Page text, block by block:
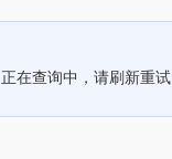
正在查询中，请刷新重试